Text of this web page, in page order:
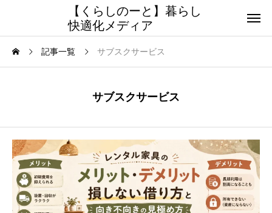
【くらしのーと】暮らし
快適化メディア
記事一覧 サブスクサービス
サブスクサービス